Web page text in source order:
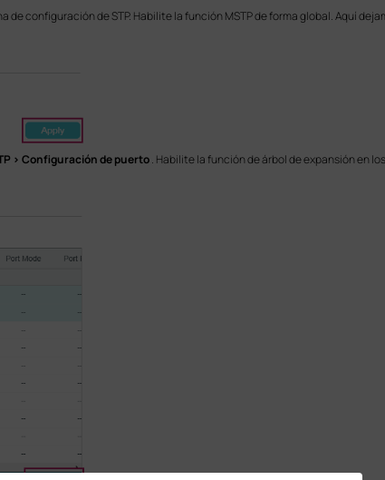
de configuración de STP. Habilite la función MSTP de forma global. Aquí
> Configuración de puerto. Habilite la función de árbol de expansión en